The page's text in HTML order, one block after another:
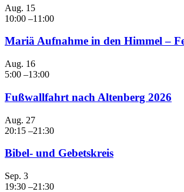
Aug. 15
10:00 –11:00
Mariä Aufnahme in den Himmel –
Aug. 16
5:00 –13:00
Fußwallfahrt nach Altenberg 2026
Aug. 27
20:15 –21:30
Bibel- und Gebetskreis
Sep. 3
19:30 –21:30